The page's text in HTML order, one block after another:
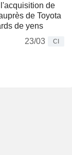
de
de Toyota
de yens
23/03
CI